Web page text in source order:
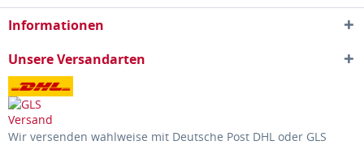
Informationen
Unsere Versandarten
Wir versenden wahlweise mit Deutsche Post DHL oder GLS